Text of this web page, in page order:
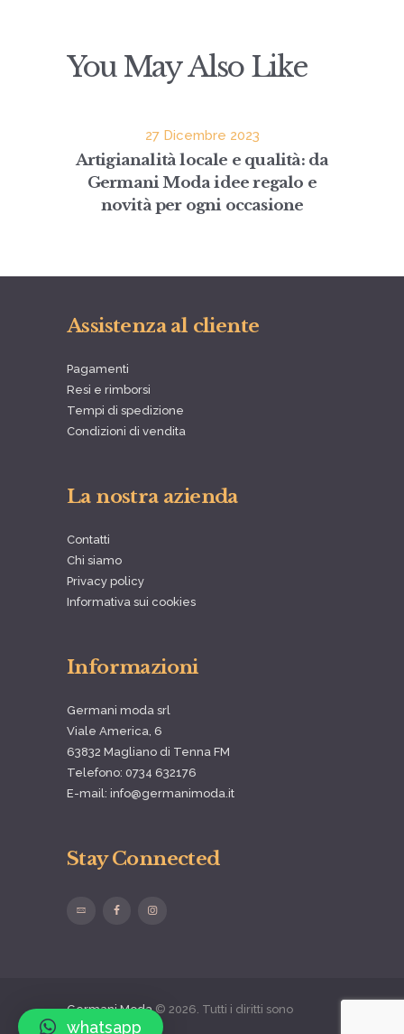
You May Also Like
27 Dicembre 2023
Artigianalità locale e qualità: da
Germani Moda idee regalo e
novità per ogni occasione
Assistenza al cliente
Pagamenti
Resi e rimborsi
Tempi di spedizione
Condizioni di vendita
La nostra azienda
Contatti
Chi siamo
Privacy policy
Informativa sui cookies
Informazioni
Germani moda srl
Viale America, 6
63832 Magliano di Tenna FM
Telefono: 0734 632176
E-mail: info@germanimoda.it
Stay Connected
Germani Moda© 2026. Tutti i diritti sono
riservati.
whatsapp